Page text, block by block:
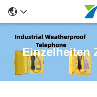
Einzelheiten